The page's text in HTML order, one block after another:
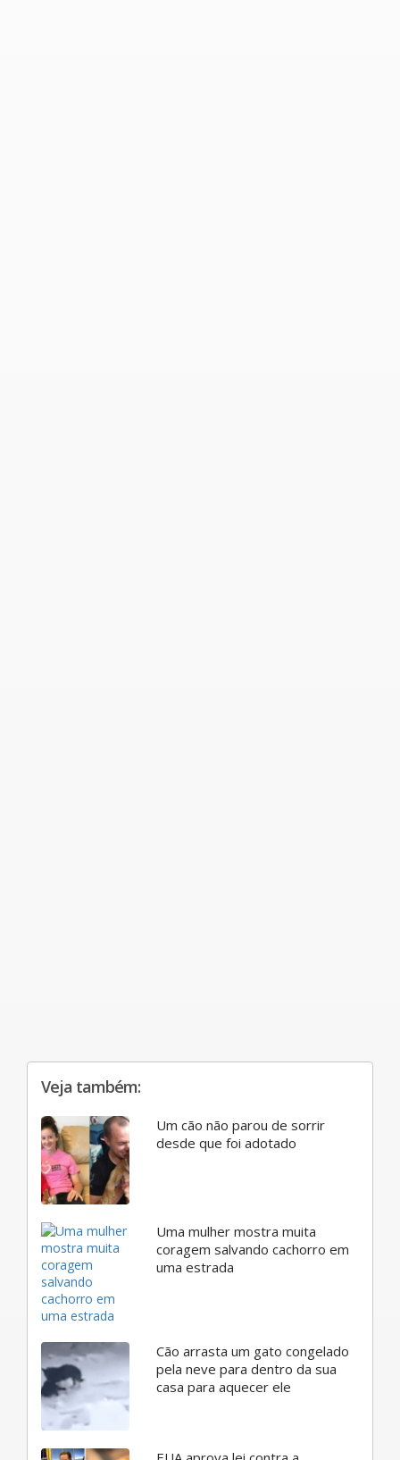
Veja também:
Um cão não parou de sorrir
desde que foi adotado
Uma mulher mostra muita
coragem salvando cachorro em
uma estrada
Cão arrasta um gato congelado
pela neve para dentro da sua
casa para aquecer ele